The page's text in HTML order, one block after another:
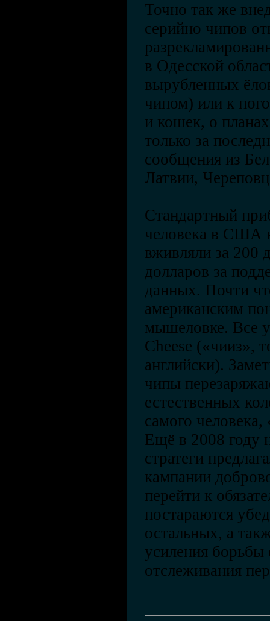
Точно так же
серийно чипов
в Одесской
вырубленных
чипом) или к
и кошек, о
только за
сообщения из
Латвии,
Стандартный
человека в США
вживляли за 200
долларов за
данных. Почти
американским
мышеловке. Все
Cheese («чииз»,
английски).
чипы
естественных
самого
Ещё в 2008 году
стратеги
кампании
перейти к
постараются
остальных, а
усиления
отслеживания